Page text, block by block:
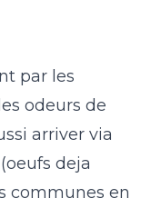
par les
odeurs de
arriver via
deja
communes en